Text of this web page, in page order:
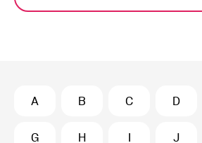
A B C D
G H I J